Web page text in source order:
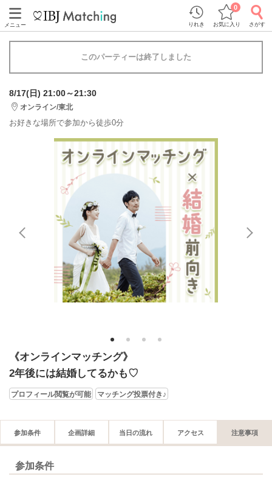
メニュー りれき お気に入り
0
さがす
このパーティーは終了しました
8/17(日) 21:00～21:30
オンライン/東北
お好きな場所で参加から徒歩0分
1 2 3 4
《オンラインマッチング》
2年後には結婚してるかも♡
プロフィール閲覧が可能 マッチング投票付き♪
参加条件 企画詳細 当日の流れ アクセス 注意事項
参加条件